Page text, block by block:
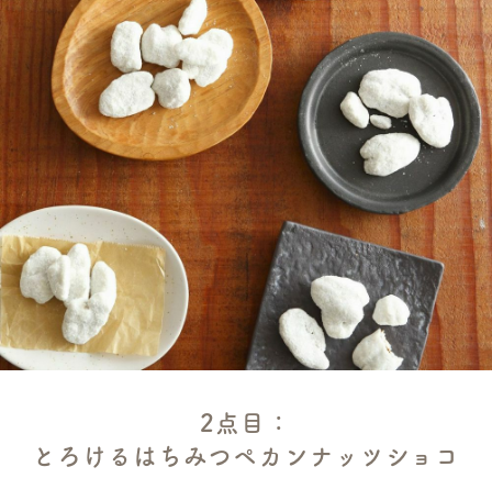
2点目：
とろけるはちみつペカンナッツショコ